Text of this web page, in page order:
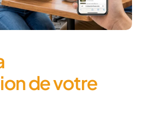
de votre